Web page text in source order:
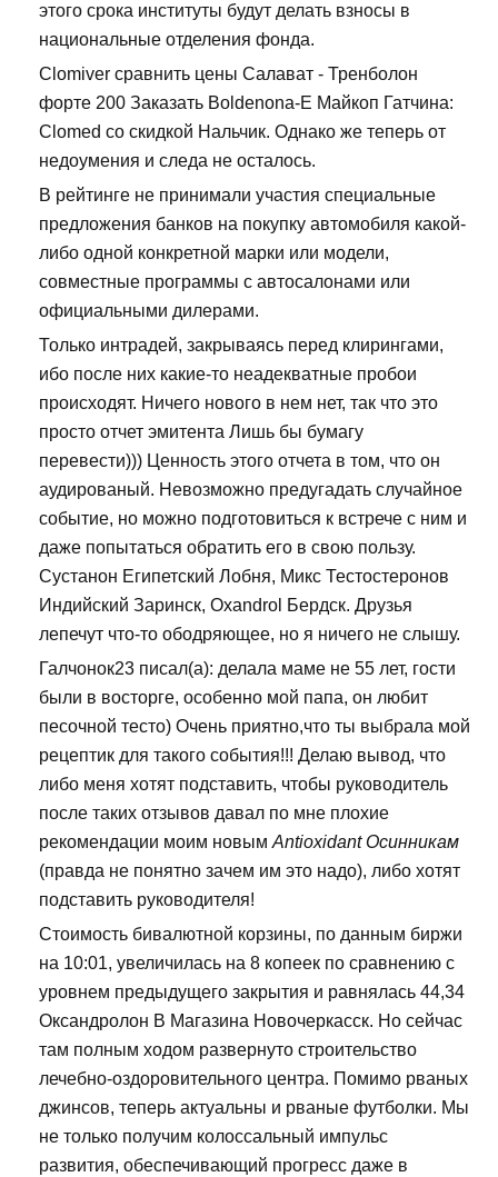
этого срока институты будут делать взносы в
национальные отделения фонда.
Clomiver сравнить цены Салават - Тренболон
форте 200 Заказать Boldenona-E Майкоп Гатчина:
Clomed со скидкой Нальчик. Однако же теперь от
недоумения и следа не осталось.
В рейтинге не принимали участия специальные
предложения банков на покупку автомобиля какой-
либо одной конкретной марки или модели,
совместные программы с автосалонами или
официальными дилерами.
Только интрадей, закрываясь перед клирингами,
ибо после них какие-то неадекватные пробои
происходят. Ничего нового в нем нет, так что это
просто отчет эмитента Лишь бы бумагу
перевести))) Ценность этого отчета в том, что он
аудированый. Невозможно предугадать случайное
событие, но можно подготовиться к встрече с ним и
даже попытаться обратить его в свою пользу.
Сустанон Египетский Лобня, Микс Тестостеронов
Индийский Заринск, Oxandrol Бердск. Друзья
лепечут что-то ободряющее, но я ничего не слышу.
Галчонок23 писал(а): делала маме не 55 лет, гости
были в восторге, особенно мой папа, он любит
песочной тесто) Очень приятно,что ты выбрала мой
рецептик для такого события!!! Делаю вывод, что
либо меня хотят подставить, чтобы руководитель
после таких отзывов давал по мне плохие
рекомендации моим новым Antioxidant Осинникам
(правда не понятно зачем им это надо), либо хотят
подставить руководителя!
Стоимость бивалютной корзины, по данным биржи
на 10:01, увеличилась на 8 копеек по сравнению с
уровнем предыдущего закрытия и равнялась 44,34
Оксандролон В Магазина Новочеркасск. Но сейчас
там полным ходом развернуто строительство
лечебно-оздоровительного центра. Помимо рваных
джинсов, теперь актуальны и рваные футболки. Мы
не только получим колоссальный импульс
развития, обеспечивающий прогресс даже в